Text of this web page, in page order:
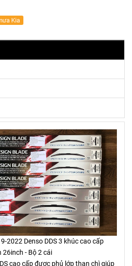
Kia
2022 Denso DDS 3 khúc cao cấp
26inch - Bộ 2 cái
cao cấp được phủ lớp than chì giúp